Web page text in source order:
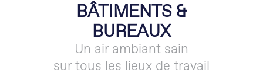
BÂTIMENTS &
BUREAUX
Un air ambiant sain
sur tous les lieux de travail